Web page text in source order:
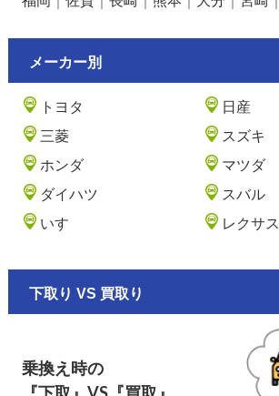
メーカー別
トヨタ
日産
三菱
スズキ
ホンダ
マツダ
ダイハツ
スバル
いすゞ
レクサス
下取り VS 買取り
乗換え時の